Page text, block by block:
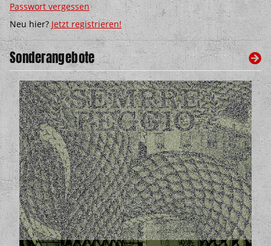
Passwort vergessen
Neu hier? Jetzt registrieren!
Sonderangebote